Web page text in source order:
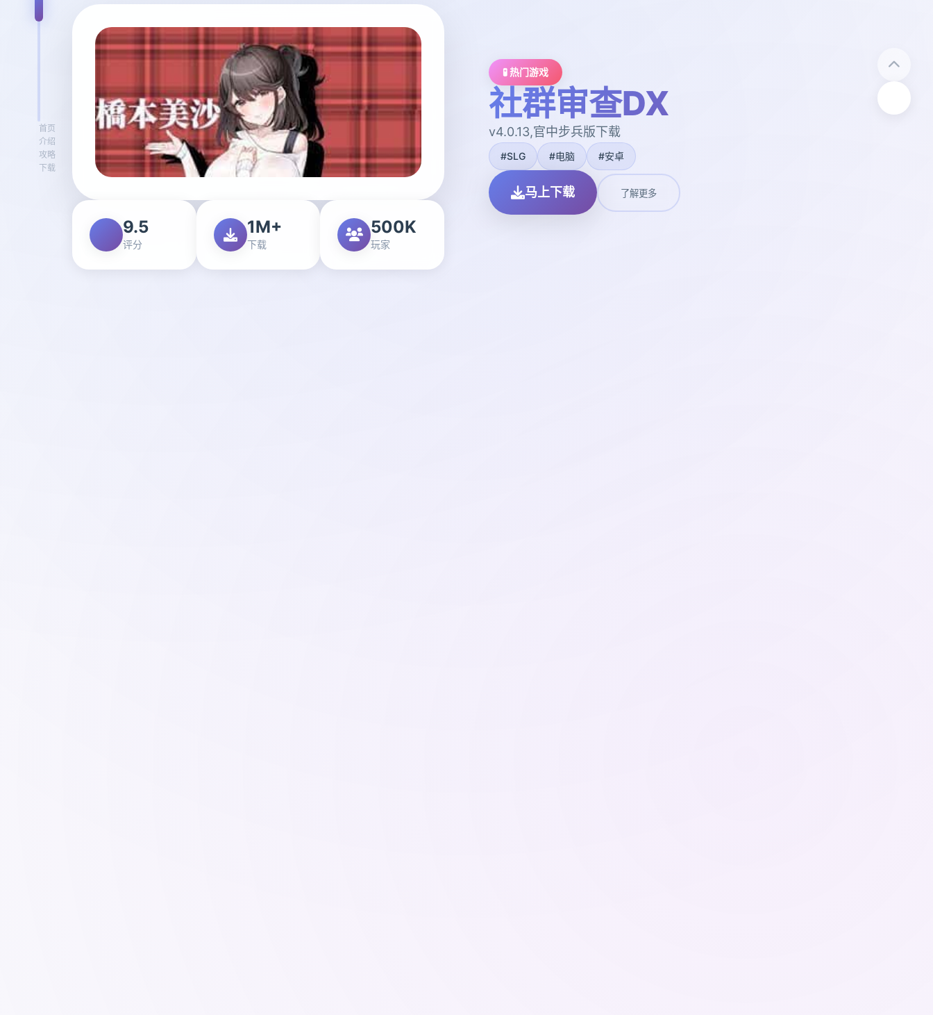
首页
介绍
攻略
下载
9.5
评分
1M+
下载
500K
玩家
🧪 热门游戏
社群审查DX
v4.0.13,官中步兵版下载
#SLG #电脑 #安卓
马上下载 了解更多